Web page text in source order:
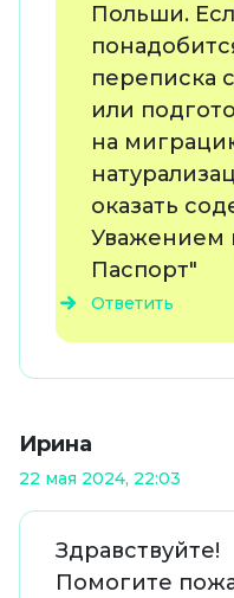
Польши.
переписка
или
на
оказать
Уважением
Паспорт"
Ответить
Ирина
22 мая 2024, 22:03
Здравствуйте!
Помогите